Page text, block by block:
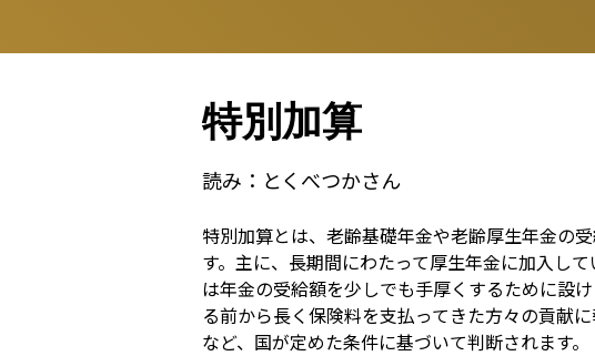
特別加算
読み： とくべつかさん
特別加算とは、老齢基礎年金や老齢厚生年金の
す。主に、長期間にわたって厚生年金に加入し
は年金の受給額を少しでも手厚くするために設
る前から長く保険料を支払ってきた方々の貢献
など、国が定めた条件に基づいて判断されます。